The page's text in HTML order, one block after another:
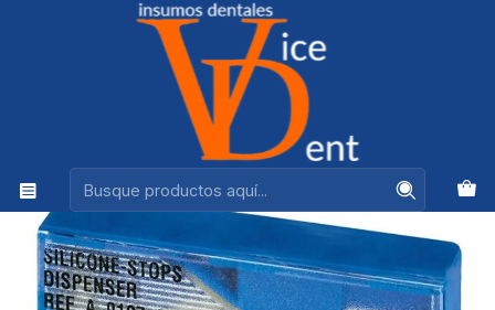
Ventas +56944575313
ENDODONCIA
DISPENSADOR DE TOPES DE SILICONA MAILLEFER